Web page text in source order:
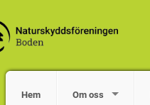
Hem Om oss